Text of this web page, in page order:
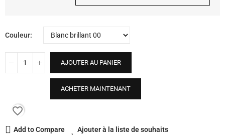
Couleur
AJOUTER AU PANIER
ACHETER MAINTENANT
favorite_border
Add to Compare
Ajouter à la liste de souhaits